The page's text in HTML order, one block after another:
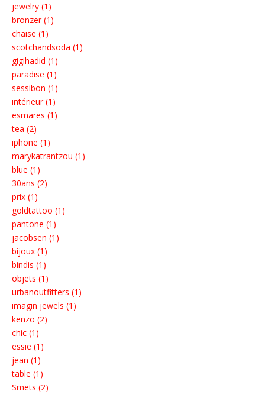
jewelry (1)
bronzer (1)
chaise (1)
scotchandsoda (1)
gigihadid (1)
paradise (1)
sessibon (1)
intérieur (1)
esmares (1)
tea (2)
iphone (1)
marykatrantzou (1)
blue (1)
30ans (2)
prix (1)
goldtattoo (1)
pantone (1)
jacobsen (1)
bijoux (1)
bindis (1)
objets (1)
urbanoutfitters (1)
imagin jewels (1)
kenzo (2)
chic (1)
essie (1)
jean (1)
table (1)
Smets (2)